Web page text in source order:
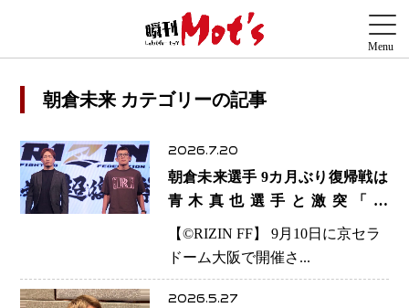
朝倉未来 カテゴリーの記事
2026.7.20
朝倉未来選手 9カ月ぶり復帰戦は
青木真也選手と激突「超
RIZIN.5」で注目カード実現「グ
ラップリングでも負ける気はしな
【©️RIZIN FF】 9月10日に京セラ
ドーム大阪で開催さ...
2026.5.27